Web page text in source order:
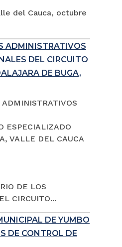
del Cauca, octubre
ADMINISTRATIVOS
DEL CIRCUITO
DE BUGA,
ESPECIALIZADO
VALLE DEL CAUCA
DE LOS
CIRCUITO...
DE YUMBO
DE CONTROL DE